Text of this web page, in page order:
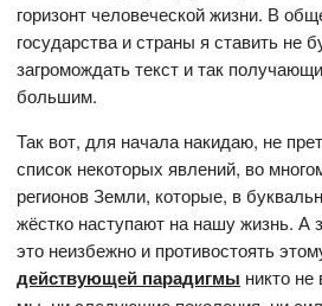
горизонт человеческой жизни. В
государства и страны я ставить не
загромождать текст и так
большим.
Так вот, для начала накидаю, не
список некоторых явлений, во
регионов Земли, которые, в
жёстко наступают на нашу жизнь. А
это неизбежно и противостоять
действующей парадигмы никто